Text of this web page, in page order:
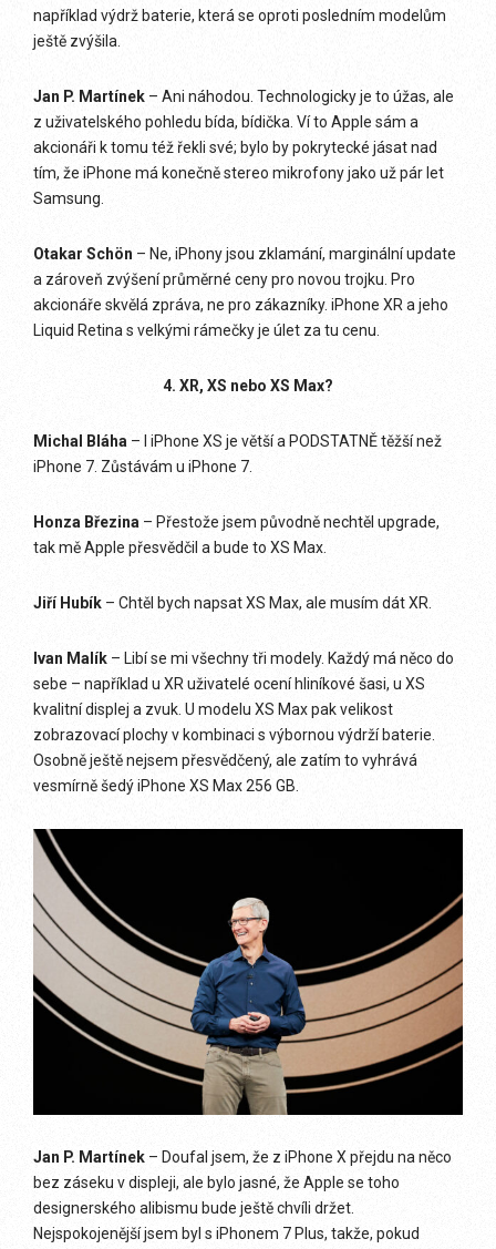
například výdrž baterie, která se oproti posledním modelům
ještě zvýšila.
Jan P. Martínek – Ani náhodou. Technologicky je to úžas, ale
z uživatelského pohledu bída, bídička. Ví to Apple sám a
akcionáři k tomu též řekli své; bylo by pokrytecké jásat nad
tím, že iPhone má konečně stereo mikrofony jako už pár let
Samsung.
Otakar Schön – Ne, iPhony jsou zklamání, marginální update
a zároveň zvýšení průměrné ceny pro novou trojku. Pro
akcionáře skvělá zpráva, ne pro zákazníky. iPhone XR a jeho
Liquid Retina s velkými rámečky je úlet za tu cenu.
4. XR, XS nebo XS Max?
Michal Bláha – I iPhone XS je větší a PODSTATNĚ těžší než
iPhone 7. Zůstávám u iPhone 7.
Honza Březina – Přestože jsem původně nechtěl upgrade,
tak mě Apple přesvědčil a bude to XS Max.
Jiří Hubík – Chtěl bych napsat XS Max, ale musím dát XR.
Ivan Malík – Libí se mi všechny tři modely. Každý má něco do
sebe – například u XR uživatelé ocení hliníkové šasi, u XS
kvalitní displej a zvuk. U modelu XS Max pak velikost
zobrazovací plochy v kombinaci s výbornou výdrží baterie.
Osobně ještě nejsem přesvědčený, ale zatím to vyhrává
vesmírně šedý iPhone XS Max 256 GB.
Jan P. Martínek – Doufal jsem, že z iPhone X přejdu na něco
bez záseku v displeji, ale bylo jasné, že Apple se toho
designerského alibismu bude ještě chvíli držet.
Nejspokojenější jsem byl s iPhonem 7 Plus, takže, pokud